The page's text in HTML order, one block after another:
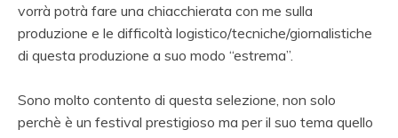
vorrà potrà fare una chiacchierata con me sulla
produzione e le difficoltà logistico/tecniche/giornalistiche
di questa produzione a suo modo “estrema”.
Sono molto contento di questa selezione, non solo
perchè è un festival prestigioso ma per il suo tema quello